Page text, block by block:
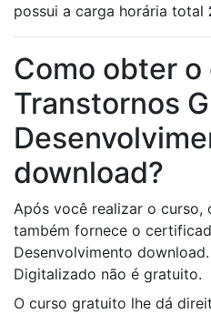
possui a carga horária total
Como obter
Transtornos
download?
Após você realizar o curso,
também fornece o
Desenvolvimento
Digitalizado não é gratuito.
O curso gratuito lhe dá